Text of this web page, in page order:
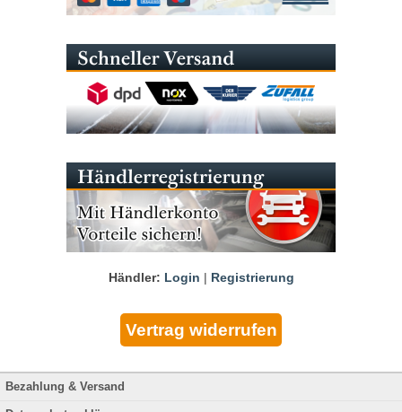
Händler: Login | Registrierung
Bezahlung & Versand